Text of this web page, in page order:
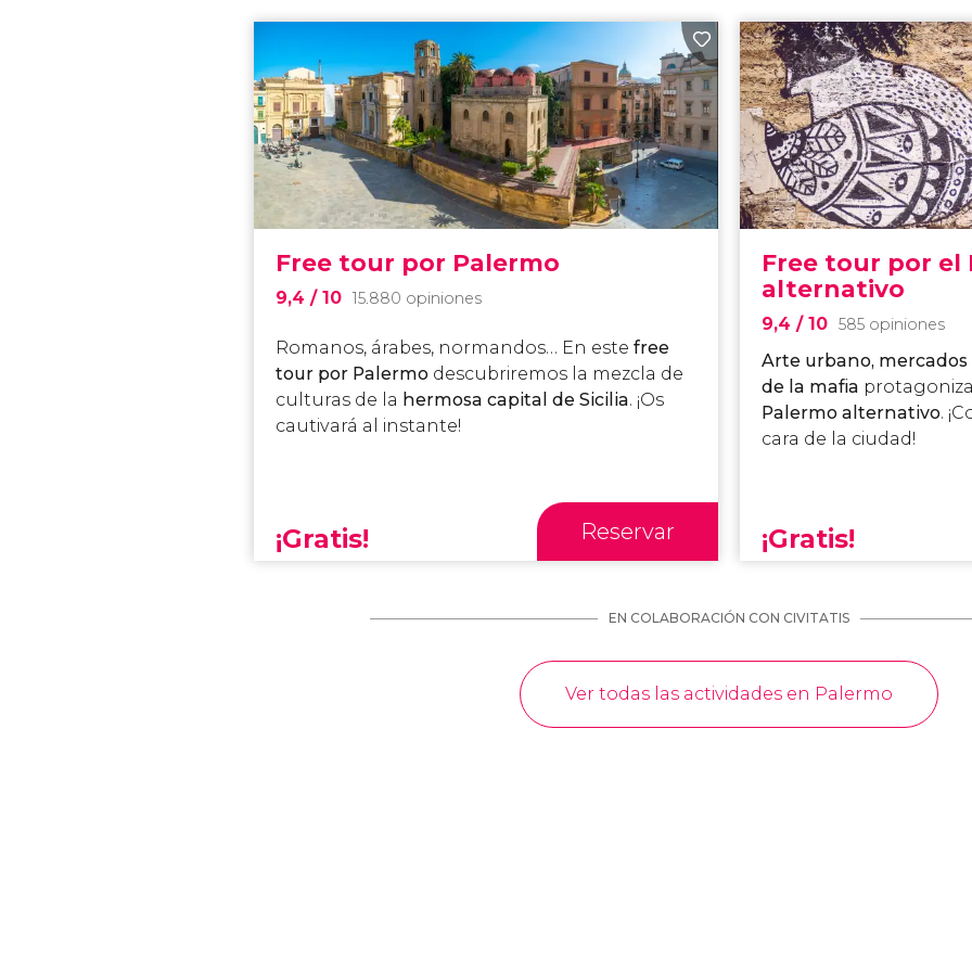
Free tour por Palermo
9,4/ 10 15.880 opiniones
Romanos, árabes, normandos… En estefree
tour por Palermo descubriremos la mezcla de
culturas de la hermosa capital de Sicilia. ¡Os
cautivará al instante!
¡Gratis! Reservar
Free tour por el
alternativo
9,4 / 10 585 opiniones
Arte urbano,
de la mafia
Palermo alternativo.
cara de la ciudad!
¡Gratis!
EN COLABORACIÓN CON CIVITATIS
Ver todas las actividades en Palermo